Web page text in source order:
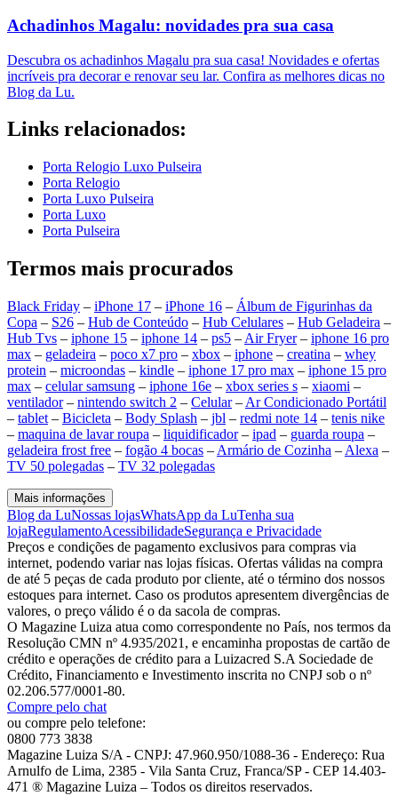
Achadinhos Magalu: novidades pra sua casa
Descubra os achadinhos Magalu pra sua casa! Novidades e ofertas
incríveis pra decorar e renovar seu lar. Confira as melhores dicas no
Blog da Lu.
Links relacionados:
Porta Relogio Luxo Pulseira
Porta Relogio
Porta Luxo Pulseira
Porta Luxo
Porta Pulseira
Termos mais procurados
Black Friday – iPhone 17 – iPhone 16 – Álbum de Figurinhas da
Copa – S26 – Hub de Conteúdo – Hub Celulares – Hub Geladeira –
Hub Tvs – iphone 15 – iphone 14 – ps5 – Air Fryer– iphone 16 pro
max – geladeira – poco x7 pro – xbox – iphone – creatina – whey
protein – microondas – kindle – iphone 17 pro max – iphone 15 pro
max – celular samsung – iphone 16e – xbox series s – xiaomi –
ventilador– nintendo switch 2 – Celular– Ar Condicionado Portátil
– tablet – Bicicleta – Body Splash – jbl – redmi note 14 – tenis nike
– maquina de lavar roupa – liquidificador– ipad – guarda roupa –
geladeira frost free – fogão 4 bocas – Armário de Cozinha – Alexa –
TV 50 polegadas – TV 32 polegadas
Mais informações
Blog da LuNossas lojasWhatsApp da LuTenha sua
lojaRegulamentoAcessibilidadeSegurança e Privacidade
Preços e condições de pagamento exclusivos para compras via
internet, podendo variar nas lojas físicas. Ofertas válidas na compra
de até 5 peças de cada produto por cliente, até o término dos nossos
estoques para internet. Caso os produtos apresentem divergências de
valores, o preço válido é o da sacola de compras.
O Magazine Luiza atua como correspondente no País, nos termos da
Resolução CMN nº 4.935/2021, e encaminha propostas de cartão de
crédito e operações de crédito para a Luizacred S.A Sociedade de
Crédito, Financiamento e Investimento inscrita no CNPJ sob o nº
02.206.577/0001-80.
Compre pelo chat
ou compre pelo telefone:
0800 773 3838
Magazine Luiza S/A - CNPJ: 47.960.950/1088-36 - Endereço: Rua
Arnulfo de Lima, 2385 - Vila Santa Cruz, Franca/SP - CEP 14.403-
471 ® Magazine Luiza – Todos os direitos reservados.